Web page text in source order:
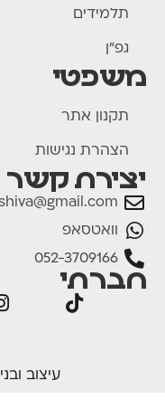
תלמידים
גפ"ן
משפטי
תקנון אתר
הצהרת נגישות
יצירת קשר
וואטסאפ
052-3709166
חברתי
עיצוב